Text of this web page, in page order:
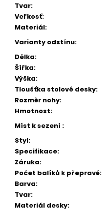
Tvar:
Veľkosť:
Materiál:
Varianty odstínu:
Délka:
Šířka:
Výška:
Tloušťka stolové desky:
Rozměr nohy:
Hmotnost:
Míst k sezení :
Styl:
Specifikace:
Záruka:
Počet balíků k přepravě:
Barva:
Tvar:
Materiál desky: